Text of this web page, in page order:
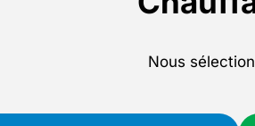
Nous